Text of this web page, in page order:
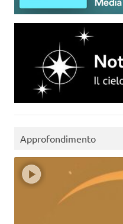
Approfondimento